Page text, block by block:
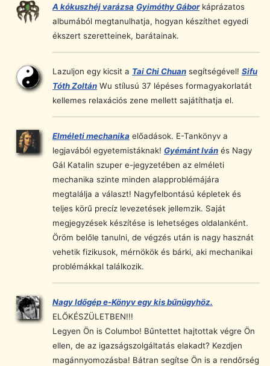
A kókuszhéj varázsa Gyimóthy Gáborkáprázatos
albumából megtanulhatja, hogyan készíthet egyedi
ékszert szeretteinek, barátainak.
Lazuljon egy kicsit a Tai Chi Chuan segítségével! Sifu
Tóth Zoltán Wu stílusú 37 lépéses formagyakorlatát
kellemes relaxációs zene mellett sajátíthatja el.
Elméleti mechanika előadások. E-Tankönyv a
legjavából egyetemistáknak! Gyémánt Iván és Nagy
Gál Katalin szuper e-jegyzetében az elméleti
mechanika szinte minden alapproblémájára
megtalálja a választ! Nagyfelbontású képletek és
teljes körű precíz levezetések jellemzik. Saját
megjegyzések készítése is lehetséges oldalanként.
Öröm belőle tanulni, de végzés után is nagy hasznát
vehetik fizikusok, mérnökök és bárki, aki mechanikai
problémákkal találkozik.
Nagy Időgép e-Könyv egy kis bűnügyhöz.
ELŐKÉSZÜLETBEN!!!
Legyen Ön is Columbo! Bűntettet hajtottak végre Ön
ellen, de az igazságszolgáltatás elakadt? Kezdjen
magánnyomozásba! Bátran segítse Ön is a rendőrség